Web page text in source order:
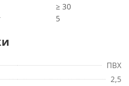
≥ 30
5
ПВХ
2,5